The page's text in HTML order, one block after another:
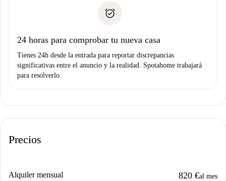
Prueba de solvencia
no nos comunicas ningún problema.
24 horas para comprobar tu nueva casa
Tienes 24h desde la entrada para reportar discrepancias
significativas entre el anuncio y la realidad. Spotahome trabajará
para resolverlo.
Precios
Alquiler mensual 820 €al mes